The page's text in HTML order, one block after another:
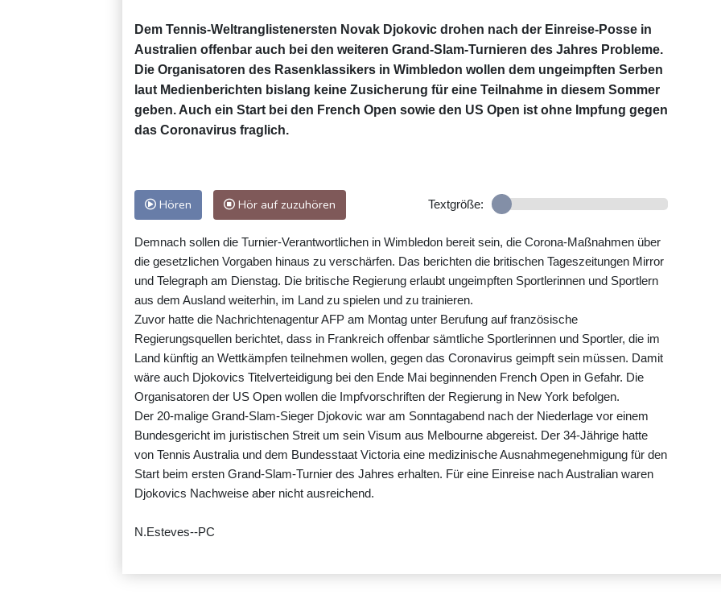
Dem Tennis-Weltranglistenersten Novak Djokovic drohen nach der Einreise-Posse in
Australien offenbar auch bei den weiteren Grand-Slam-Turnieren des Jahres Probleme.
Die Organisatoren des Rasenklassikers in Wimbledon wollen dem ungeimpften Serben
laut Medienberichten bislang keine Zusicherung für eine Teilnahme in diesem Sommer
geben. Auch ein Start bei den French Open sowie den US Open ist ohne Impfung gegen
das Coronavirus fraglich.
Hören Hör auf zuzuhören Textgröße:
Demnach sollen die Turnier-Verantwortlichen in Wimbledon bereit sein, die Corona-Maßnahmen über
die gesetzlichen Vorgaben hinaus zu verschärfen. Das berichten die britischen Tageszeitungen Mirror
und Telegraph am Dienstag. Die britische Regierung erlaubt ungeimpften Sportlerinnen und Sportlern
aus dem Ausland weiterhin, im Land zu spielen und zu trainieren.
Zuvor hatte die Nachrichtenagentur AFP am Montag unter Berufung auf französische
Regierungsquellen berichtet, dass in Frankreich offenbar sämtliche Sportlerinnen und Sportler, die im
Land künftig an Wettkämpfen teilnehmen wollen, gegen das Coronavirus geimpft sein müssen. Damit
wäre auch Djokovics Titelverteidigung bei den Ende Mai beginnenden French Open in Gefahr. Die
Organisatoren der US Open wollen die Impfvorschriften der Regierung in New York befolgen.
Der 20-malige Grand-Slam-Sieger Djokovic war am Sonntagabend nach der Niederlage vor einem
Bundesgericht im juristischen Streit um sein Visum aus Melbourne abgereist. Der 34-Jährige hatte
von Tennis Australia und dem Bundesstaat Victoria eine medizinische Ausnahmegenehmigung für den
Start beim ersten Grand-Slam-Turnier des Jahres erhalten. Für eine Einreise nach Australian waren
Djokovics Nachweise aber nicht ausreichend.
N.Esteves--PC